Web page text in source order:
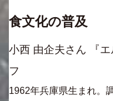
食文化の普及
小西 由企夫さん 『
フ
1962年兵庫県生まれ。